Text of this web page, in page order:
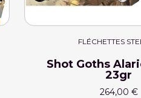
FLÉCHETTES
Shot Goths
23gr
264,00 €